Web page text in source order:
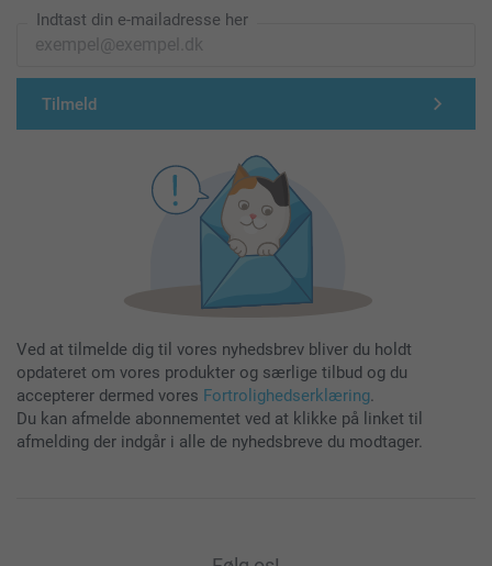
Indtast din e-mailadresse her
Tilmeld
Ved at tilmelde dig til vores nyhedsbrev bliver du holdt
opdateret om vores produkter og særlige tilbud og du
accepterer dermed vores Fortrolighedserklæring.
Du kan afmelde abonnementet ved at klikke på linket til
afmelding der indgår i alle de nyhedsbreve du modtager.